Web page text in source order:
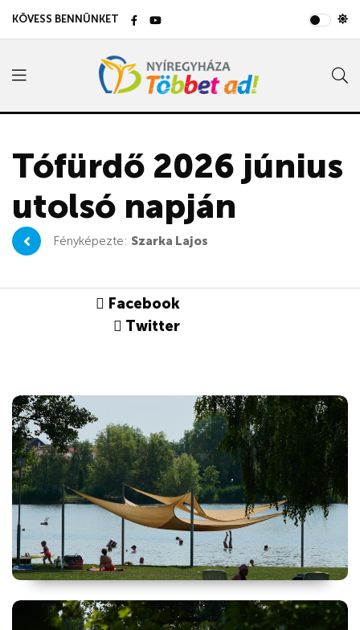
KÖVESS BENNÜNKET
Tófürdő 2026 június
utolsó napján
Fényképezte: Szarka Lajos
Facebook
Twitter